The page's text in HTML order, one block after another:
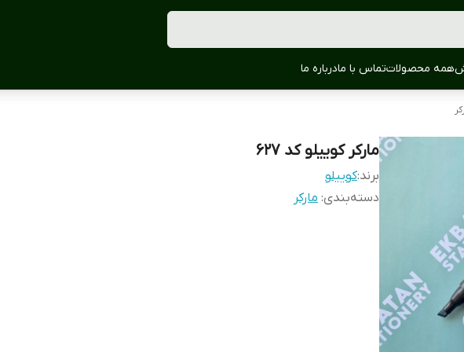
همه محصولاتتماس با مادرباره ما
مارکر کوییلو کد 627
برند:کوییلو
دسته‌بندی: مارکر